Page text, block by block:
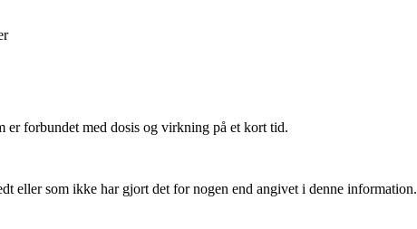
forbundet med dosis og virkning på et kort tid.
eller som ikke har gjort det for nogen end angivet i denne information.